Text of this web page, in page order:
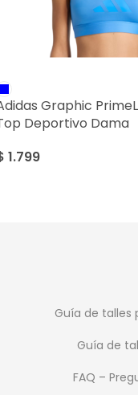
Graphic
Deportivo Dama
1.799
Guía de talles
Guía de
FAQ –